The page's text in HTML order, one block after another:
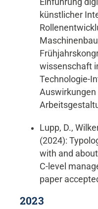
künstlicher
wissenschaft
Technologie-
Auswirkungen
Lupp, D.,
(2024):
with and
C-level
paper
2023